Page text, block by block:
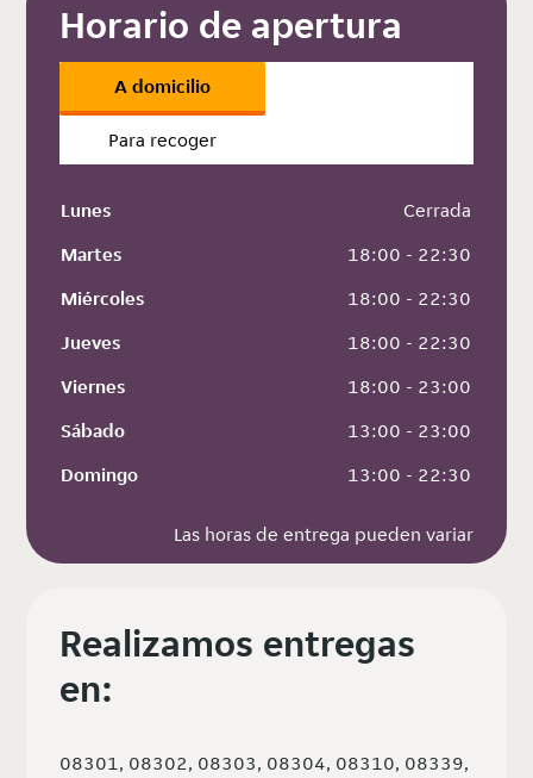
Horario de apertura
A domicilio
Para recoger
Lunes
Cerrada
Martes
18:00 - 22:30
Miércoles
18:00 - 22:30
Jueves
18:00 - 22:30
Viernes
18:00 - 23:00
Sábado
13:00 - 23:00
Domingo
13:00 - 22:30
Las horas de entrega pueden variar
Realizamos entregas
en:
08301, 08302, 08303, 08304, 08310, 08339,